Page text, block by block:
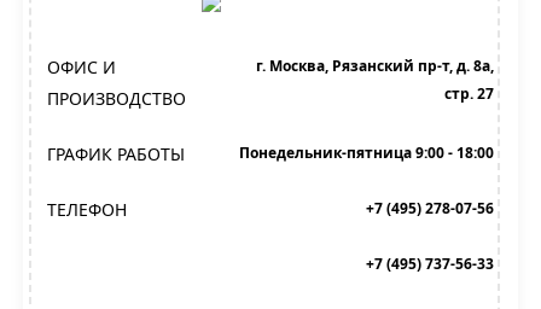
ОФИС И
ПРОИЗВОДСТВО
г. Москва, Рязанский пр-т, д. 8а,
стр. 27
ГРАФИК РАБОТЫ Понедельник-пятница 9:00 - 18:00
ТЕЛЕФОН +7 (495) 278-07-56
+7 (495) 737-56-33